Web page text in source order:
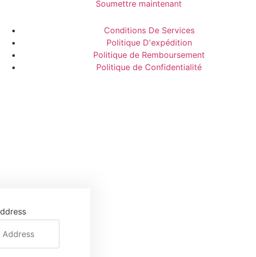
Soumettre maintenant
Conditions De Services
Politique D'expédition
Politique de Remboursement
Politique de Confidentialité